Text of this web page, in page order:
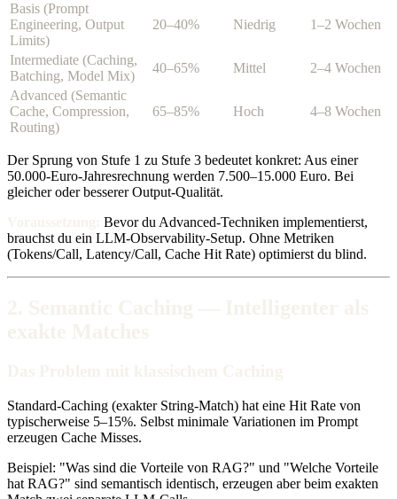
Basis (Prompt
Engineering, Output
Limits)
20–40% Niedrig 1–2 Wochen
Intermediate (Caching,
Batching, Model Mix)
40–65% Mittel
2–4 Wochen
Advanced (Semantic
Cache, Compression,
Routing)
65–85% Hoch 4–8 Wochen
Der Sprung von Stufe 1 zu Stufe 3 bedeutet konkret: Aus einer
50.000-Euro-Jahresrechnung werden 7.500–15.000 Euro. Bei
gleicher oder besserer Output-Qualität.
Bevor du Advanced-Techniken implementierst,
brauchst du ein LLM-Observability-Setup. Ohne Metriken
(Tokens/Call, Latency/Call, Cache Hit Rate) optimierst du blind.
Standard-Caching (exakter String-Match) hat eine Hit Rate von
typischerweise 5–15%. Selbst minimale Variationen im Prompt
erzeugen Cache Misses.
Beispiel: "Was sind die Vorteile von RAG?" und "Welche Vorteile
hat RAG?" sind semantisch identisch, erzeugen aber beim exakten